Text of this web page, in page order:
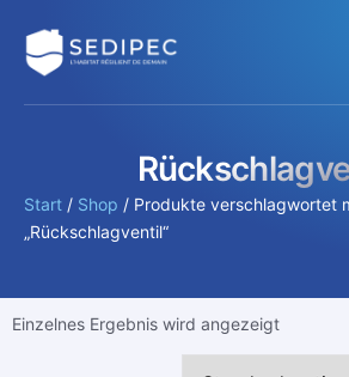
Start / Shop / Produkte verschlagwortet
„Rückschlagventil“
Einzelnes Ergebnis wird angezeigt